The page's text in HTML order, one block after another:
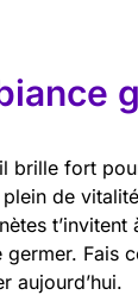
brille fort
de
t’invitent
germer. Fais
aujourd’hui.